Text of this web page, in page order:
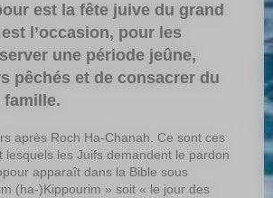
est la fête juive du grand
l’occasion, pour les
une période jeûne,
pêchés et de consacrer du
famille.
après Roch Ha-Chanah. Ce sont ces
lesquels les Juifs demandent le pardon
apparaît dans la Bible sous
(ha-)Kippourim » soit « le jour des